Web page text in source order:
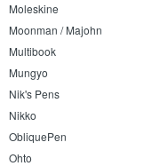
Moleskine
Moonman / Majohn
Multibook
Mungyo
Nik's Pens
Nikko
ObliquePen
Ohto